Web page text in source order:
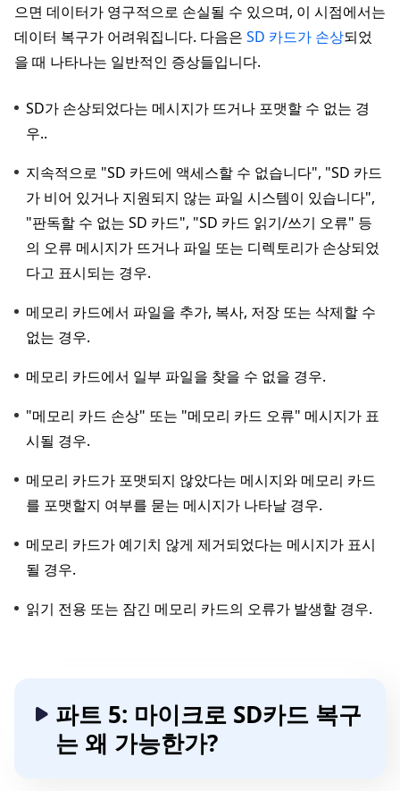
으면 데이터가 영구적으로 손실될 수 있으며, 이 시점에서는
데이터 복구가 어려워집니다. 다음은 SD 카드가 손상되었
을 때 나타나는 일반적인 증상들입니다.
SD가 손상되었다는 메시지가 뜨거나 포맷할 수 없는 경
우..
지속적으로 "SD 카드에 액세스할 수 없습니다", "SD 카드
가 비어 있거나 지원되지 않는 파일 시스템이 있습니다",
"판독할 수 없는 SD 카드", "SD 카드 읽기/쓰기 오류" 등
의 오류 메시지가 뜨거나 파일 또는 디렉토리가 손상되었
다고 표시되는 경우.
메모리 카드에서 파일을 추가, 복사, 저장 또는 삭제할 수
없는 경우.
메모리 카드에서 일부 파일을 찾을 수 없을 경우.
"메모리 카드 손상" 또는 "메모리 카드 오류" 메시지가 표
시될 경우.
메모리 카드가 포맷되지 않았다는 메시지와 메모리 카드
를 포맷할지 여부를 묻는 메시지가 나타날 경우.
메모리 카드가 예기치 않게 제거되었다는 메시지가 표시
될 경우.
읽기 전용 또는 잠긴 메모리 카드의 오류가 발생할 경우.
파트 5: 마이크로 SD카드 복구
는 왜 가능한가?